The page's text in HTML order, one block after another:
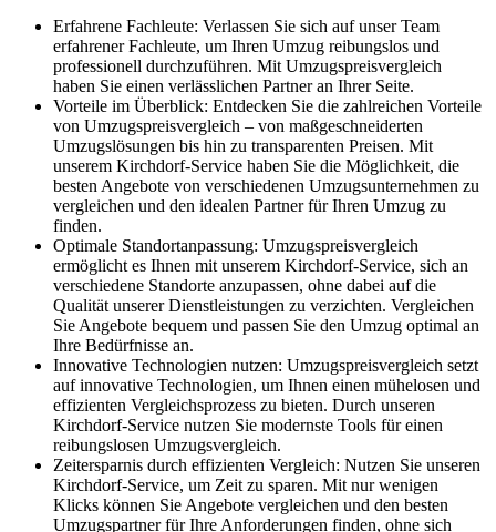
Erfahrene Fachleute: Verlassen Sie sich auf unser Team
erfahrener Fachleute, um Ihren Umzug reibungslos und
professionell durchzuführen. Mit Umzugspreisvergleich
haben Sie einen verlässlichen Partner an Ihrer Seite.
Vorteile im Überblick: Entdecken Sie die zahlreichen Vorteile
von Umzugspreisvergleich – von maßgeschneiderten
Umzugslösungen bis hin zu transparenten Preisen. Mit
unserem Kirchdorf-Service haben Sie die Möglichkeit, die
besten Angebote von verschiedenen Umzugsunternehmen zu
vergleichen und den idealen Partner für Ihren Umzug zu
finden.
Optimale Standortanpassung: Umzugspreisvergleich
ermöglicht es Ihnen mit unserem Kirchdorf-Service, sich an
verschiedene Standorte anzupassen, ohne dabei auf die
Qualität unserer Dienstleistungen zu verzichten. Vergleichen
Sie Angebote bequem und passen Sie den Umzug optimal an
Ihre Bedürfnisse an.
Innovative Technologien nutzen: Umzugspreisvergleich setzt
auf innovative Technologien, um Ihnen einen mühelosen und
effizienten Vergleichsprozess zu bieten. Durch unseren
Kirchdorf-Service nutzen Sie modernste Tools für einen
reibungslosen Umzugsvergleich.
Zeitersparnis durch effizienten Vergleich: Nutzen Sie unseren
Kirchdorf-Service, um Zeit zu sparen. Mit nur wenigen
Klicks können Sie Angebote vergleichen und den besten
Umzugspartner für Ihre Anforderungen finden, ohne sich